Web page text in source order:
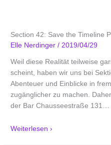
Section 42: Save the Timeline
Elle Nerdinger/ 2019/04/29
Weil diese Realität teilweise
scheint, haben wir uns bei
Abenteuer und Einblicke in
zugänglicher zu machen.
der Bar Chausseestraße 131 …
Weiterlesen ›